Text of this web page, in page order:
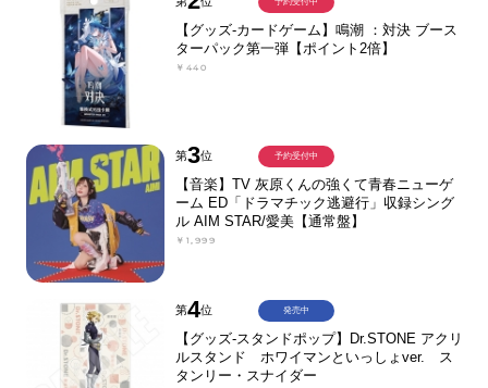
【グッズ-カードゲーム】鳴潮 ：対決 ブース
ターパック第一弾【ポイント2倍】
￥440
第3位
【音楽】TV 灰原くんの強くて青春ニューゲ
ーム ED「ドラマチック逃避行」収録シング
ル AIM STAR/愛美【通常盤】
￥1,999
予約受付中
第4位
【グッズ-スタンドポップ】Dr.STONE アクリ
ルスタンド ホワイマンといっしょver. ス
タンリー・スナイダー
発売中